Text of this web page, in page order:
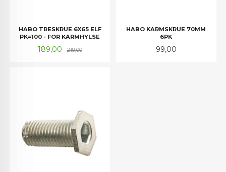
HABO TRESKRUE 6X65 ELF
PK=100 - FOR KARMHYLSE
Tilbud
189,00 219,00Rabatt
HABO KARMSKRUE 70MM
6PK
Pris
99,00